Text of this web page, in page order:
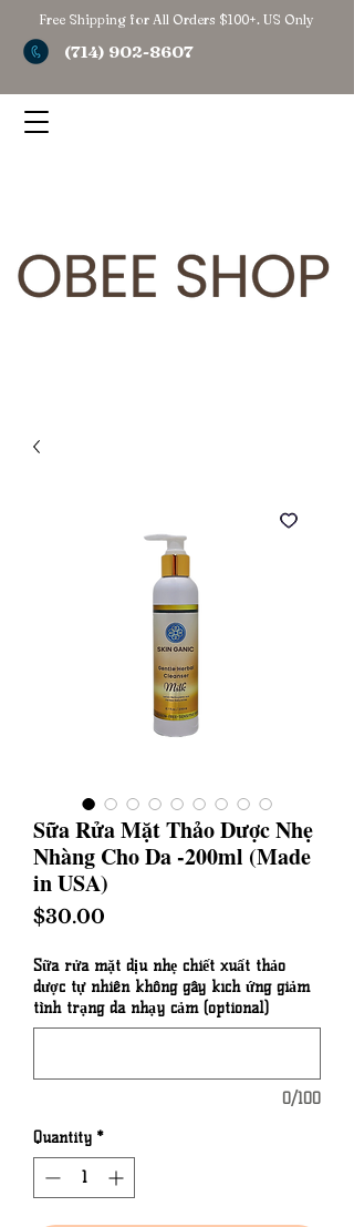
Free Shipping for All Orders $100+. US Only
(714) 902-8607
Sữa Rửa Mặt Thảo Dược Nhẹ
Nhàng Cho Da -200ml (Made
in USA)
$30.00
Sữa rửa mặt dịu nhẹ chiết xuất thảo
dược tự nhiên không gây kích ứng giảm
tình trạng da nhạy cảm (optional)
0/100
Quantity *